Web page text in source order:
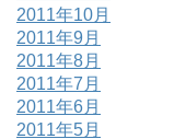
2011年10月
2011年9月
2011年8月
2011年7月
2011年6月
2011年5月